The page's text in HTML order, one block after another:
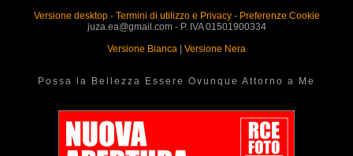
Versione desktop- Termini di utilizzo e Privacy- Preferenze Cookie
juza.ea@gmail.com - P. IVA 01501900334
Versione Bianca
Versione Nera
Possa la Bellezza Essere Ovunque Attorno a Me